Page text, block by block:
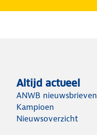
Altijd actueel
ANWB nieuwsbrieven
Kampioen
Nieuwsoverzicht